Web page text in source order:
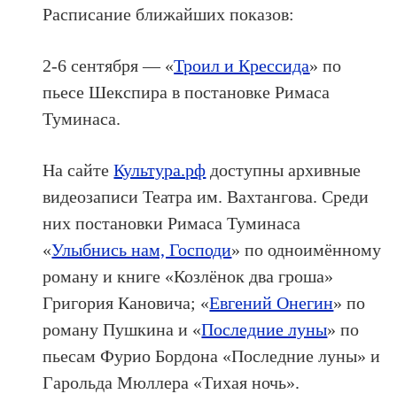
Расписание ближайших показов:
2-6 сентября — «Троил и Крессида» по
пьесе Шекспира в постановке Римаса
Туминаса.
На сайтеКультура.рф доступны архивные
видеозаписи Театра им. Вахтангова. Среди
них постановки Римаса Туминаса
«Улыбнись нам, Господи» по одноимённому
роману и книге «Козлёнок два гроша»
Григория Кановича; «Евгений Онегин» по
роману Пушкина и «Последние луны» по
пьесам Фурио Бордона «Последние луны» и
Гарольда Мюллера «Тихая ночь».